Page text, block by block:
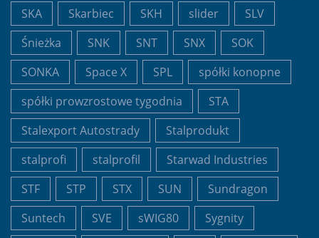
SKA
Skarbiec SKH slider
SLV
Śnieżka
SNK SNT SNX
SOK
SONKA
Space X SPL
spółki konopne
spółki prowzrostowe tygodnia
STA
Stalexport Autostrady
Stalprodukt
stalprofi
stalprofil
Starwad Industries
STF
STP STX SUN
Sundragon
Suntech
SVE sWIG80
Sygnity